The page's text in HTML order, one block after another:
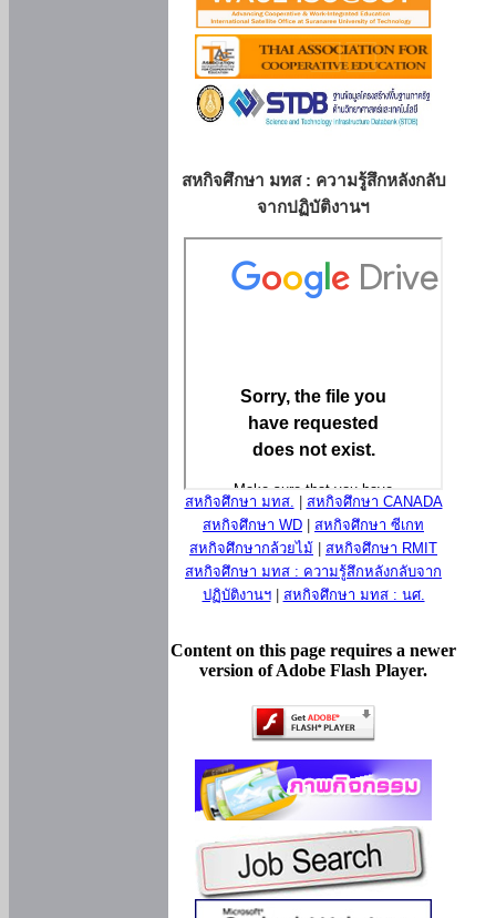
สหกิจศึกษา มทส : ความรู้สึกหลังกลับ
จากปฏิบัติงานฯ
สหกิจศึกษา มทส.
สหกิจศึกษา CANADA
สหกิจศึกษา WD
สหกิจศึกษา ซีเกท
สหกิจศึกษากล้วยไม้
สหกิจศึกษา RMIT
สหกิจศึกษา มทส : ความรู้สึกหลังกลับจาก
ปฏิบัติงานฯ| สหกิจศึกษา มทส : นศ.
Content on this page requires a newer
version of Adobe Flash Player.